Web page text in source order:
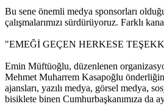
Bu sene önemli medya sponsorları
çalışmalarımızı sürdürüyoruz. Farklı
"EMEĞİ GEÇEN HERKESE
Emin Müftüoğlu, düzenlenen
Mehmet Muharrem Kasapoğlu
ajansları, yazılı medya, görsel medya,
bisiklete binen Cumhurbaşkanımıza da